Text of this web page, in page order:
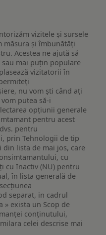
vizitele și sursele
măsura și îmbunătăți
Acestea ne ajută să
mai puțin populare
vizitatorii în
nu vom ști când ați
putea să-i
opțiunii generale
pentru acest
pentru
prin Tehnologii de tip
din lista de mai jos, care
cu
cu Inactiv (NU) pentru
în lista generală de
separat, in cadrul
» exista un Scop de
conținutului,
celei descrise mai